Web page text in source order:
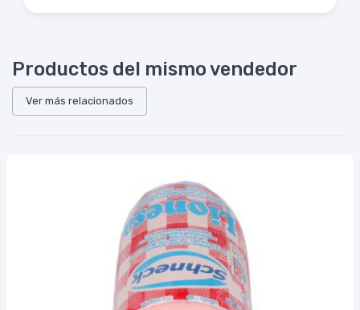
Productos del mismo vendedor
Ver más relacionados